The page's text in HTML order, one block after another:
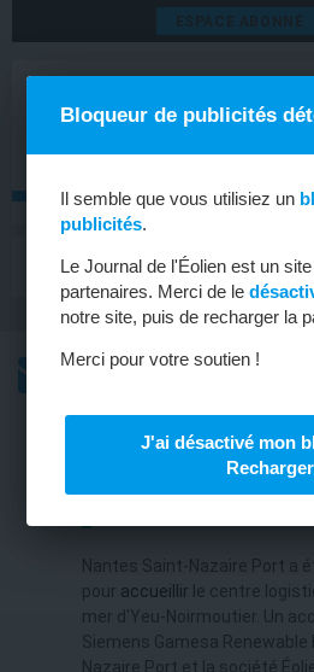
ESPACE ABONNÉ
MENU
L’ACTU
ÉOLIEN EN MER
Nouveau centre
Nantes Saint-Nazaire Port a
pour accueillir le centre
mer d'Yeu-Noirmoutier. Un
Siemens Gamesa Renewable
Nazaire Port et la société
Bloqueur de publicités
Il semble que vous utilisiez un
publicités.
Le Journal de l'Éolien est un
partenaires. Merci de le
notre site, puis de recharger la
Merci pour votre soutien !
J'ai désactivé mon
Recharger